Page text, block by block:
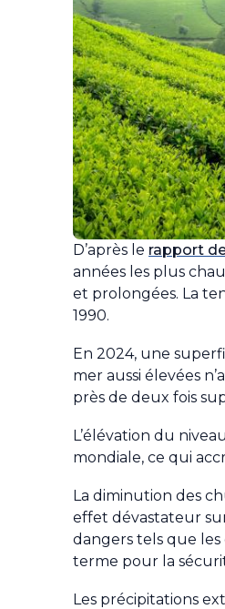
D’après le rapport
années les plus
et prolongées. La
1990.
En 2024, une
mer aussi élevées
près de deux fois
L’élévation du
mondiale, ce qui
La diminution des
effet dévastateur
dangers tels que les
terme pour la
Les précipitations